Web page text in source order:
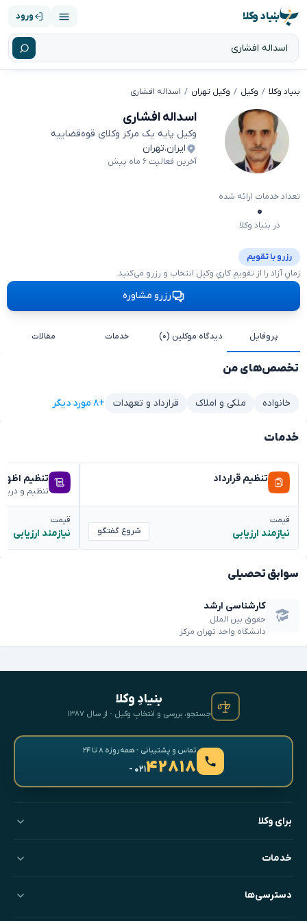
بنیاد وکلا ورود
بنیاد وکلا وکیل وکیل تهران اسداله افشاری
اسداله افشاری
وکیل پایه یک مرکز وکلای قوه‌قضاییه
ایران،تهران
آخرین فعالیت ۶ ماه پیش
تعداد خدمات ارائه شده
۰
در بنیاد وکلا
رزرو با تقویم
زمانِ آزاد را از تقویمِ کاریِ وکیل انتخاب و رزرو می‌کنید.
رزرو مشاوره
پروفایل دیدگاه موکلین (۰) خدمات مقالات
تخصص‌های من
خانواده ملکی و املاک قرارداد و تعهدات +۸ مورد دیگر
خدمات
تنظیم قرارداد
قیمت
نیازمند ارزیابی شروع گفتگو
تنظیم
تنظیم و
قیمت
نیازمند ارزیابی
سوابق تحصیلی
کارشناسی ارشد
حقوق بین الملل
دانشگاه واحد تهران مرکز
بنیادِ وکلا
جستجو، بررسی و انتخابِ وکیل · از سال ۱۳۸۷
تماس و پشتیبانی · همه‌روزه ۸ تا ۲۴
۴۲۸۱۸- ۰۲۱
برای وکلا
خدمات
دسترسی‌ها